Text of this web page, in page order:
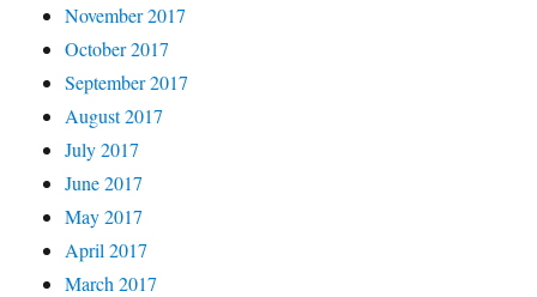
November 2017
October 2017
September 2017
August 2017
July 2017
June 2017
May 2017
April 2017
March 2017